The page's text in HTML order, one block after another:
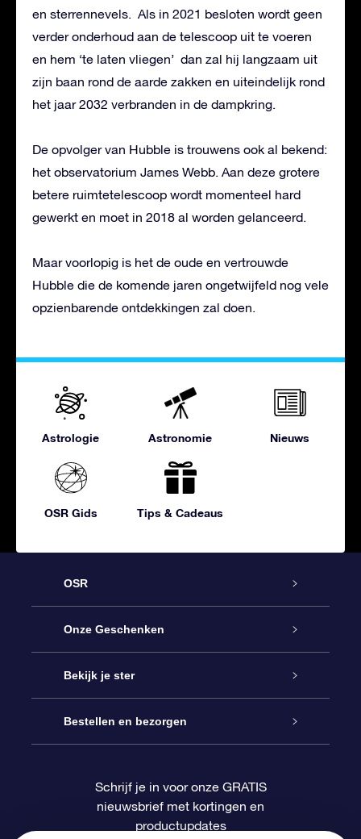
en sterrennevels. Als in 2021 besloten wordt geen
verder onderhoud aan de telescoop uit te voeren
en hem ‘te laten vliegen’ dan zal hij langzaam uit
zijn baan rond de aarde zakken en uiteindelijk rond
het jaar 2032 verbranden in de dampkring.
De opvolger van Hubble is trouwens ook al bekend:
het observatorium James Webb. Aan deze grotere
betere ruimtetelescoop wordt momenteel hard
gewerkt en moet in 2018 al worden gelanceerd.
Maar voorlopig is het de oude en vertrouwde
Hubble die de komende jaren ongetwijfeld nog vele
opzienbarende ontdekkingen zal doen.
Astrologie Astronomie Nieuws
OSR Gids Tips & Cadeaus
OSR
Service
Contact
Blog
OSR Recensies
Onze Geschenken
Online Star Gift
OSR Cadeaupakket
OSR Cadeaukaart
Bekijk je ster
Sterrenregister
Gepersonaliseerde sterrenpagina
Bestellen en bezorgen
Betalingsinformatie
Schrijf je in voor onze GRATIS
nieuwsbrief met kortingen en
productupdates